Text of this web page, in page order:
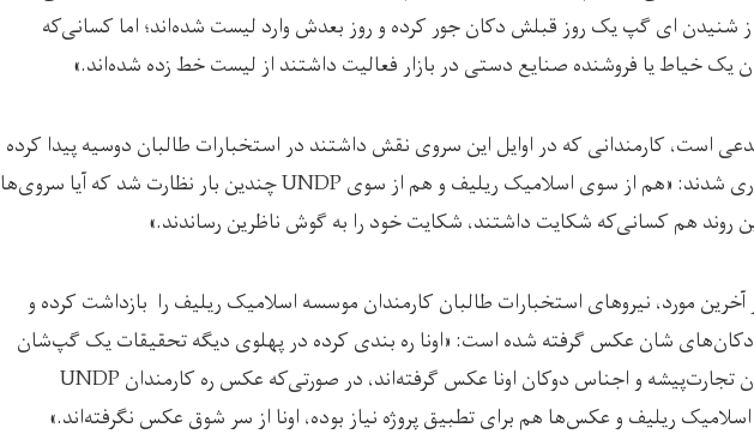
شنیدن ای گپ یک روز قبلش دکان جور کرده و روز بعدش وارد لیست شده‌اند؛ اما کسانی‌که
یک خیاط یا فروشنده صنایع دستی در بازار فعالیت داشتند از لیست خط زده شده‌اند.»
است، کارمندانی که در اوایل این سروی نقش داشتند در استخبارات طالبان دوسیه پیدا کرده
و پس از یک مدتی فراری شدند: «هم از سوی اسلامیک ریلیف و هم از سوی UNDP چندین بار نظارت شد که آیا سروی‌ها
روند هم کسانی‌که شکایت داشتند، شکایت خود را به گوش ناظرین رساندند.»
مورد، نیروهای استخبارات طالبان کارمندان موسسه اسلامیک ریلیف را بازداشت کرده و
و دکان‌های شان عکس گرفته شده است: «اونا ره بندی کرده در پهلوی دیگه تحقیقات یک گپ‌شان
این است که چرا از زنان تجارت‌پیشه و اجناس دوکان اونا عکس گرفته‌اند، در صورتی‌که عکس ره کارمندان UNDP
اسلامیک ریلیف و عکس‌ها هم برای تطبیق پروژه نیاز بوده، اونا از سر شوق عکس نگرفته‌اند.»